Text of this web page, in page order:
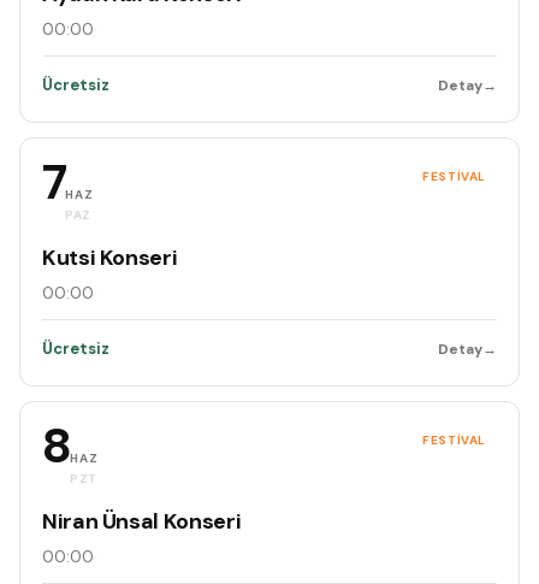
00:00·
Ücretsiz Detay→
7HAZ
PAZ
FESTIVAL
Kutsi Konseri
00:00·
Ücretsiz Detay→
8HAZ
PZT
FESTIVAL
Niran Ünsal Konseri
00:00·